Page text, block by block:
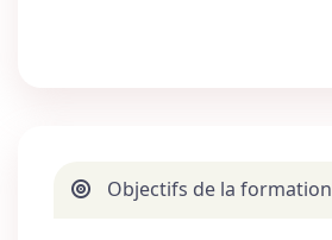
Objectifs de la formation